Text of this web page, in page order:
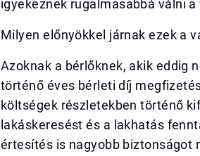
igyekeznek rugalmasabbá válni
Milyen előnyökkel járnak ezek a
Azoknak a bérlőknek, akik eddig
történő éves bérleti díj
költségek részletekben történő
lakáskeresést és a lakhatás
értesítés is nagyobb biztonságot